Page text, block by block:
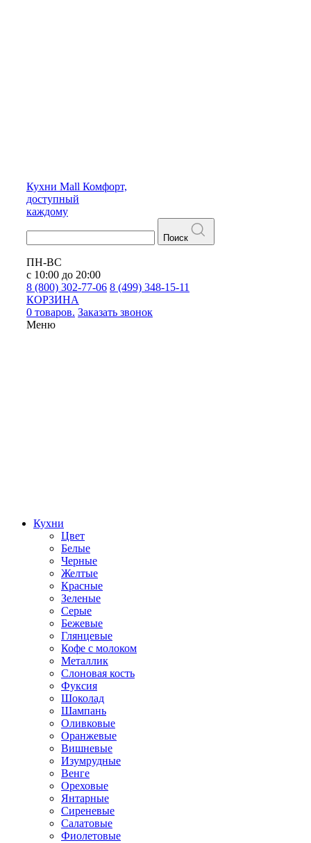
Кухни Mall Комфорт,
доступный
каждому
Поиск
ПН-ВС
с 10:00 до 20:00
8 (800) 302-77-06 8 (499) 348-15-11
КОРЗИНА
0 товаров. Заказать звонок
Меню
Кухни
Цвет
Белые
Черные
Желтые
Красные
Зеленые
Серые
Бежевые
Глянцевые
Кофе с молоком
Металлик
Слоновая кость
Фуксия
Шоколад
Шампань
Оливковые
Оранжевые
Вишневые
Изумрудные
Венге
Ореховые
Янтарные
Сиреневые
Салатовые
Фиолетовые